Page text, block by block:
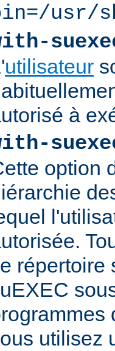
usr/
utilisateur
à
option
répertoire
utilisez